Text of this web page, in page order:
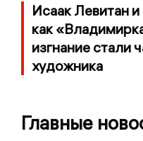
Исаак Левитан
как
изгнание стали
художника
Главные